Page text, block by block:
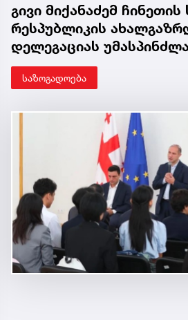
გივი მიქანაძემ
რესპუბლიკის
დელეგაციას
საზოგადოება